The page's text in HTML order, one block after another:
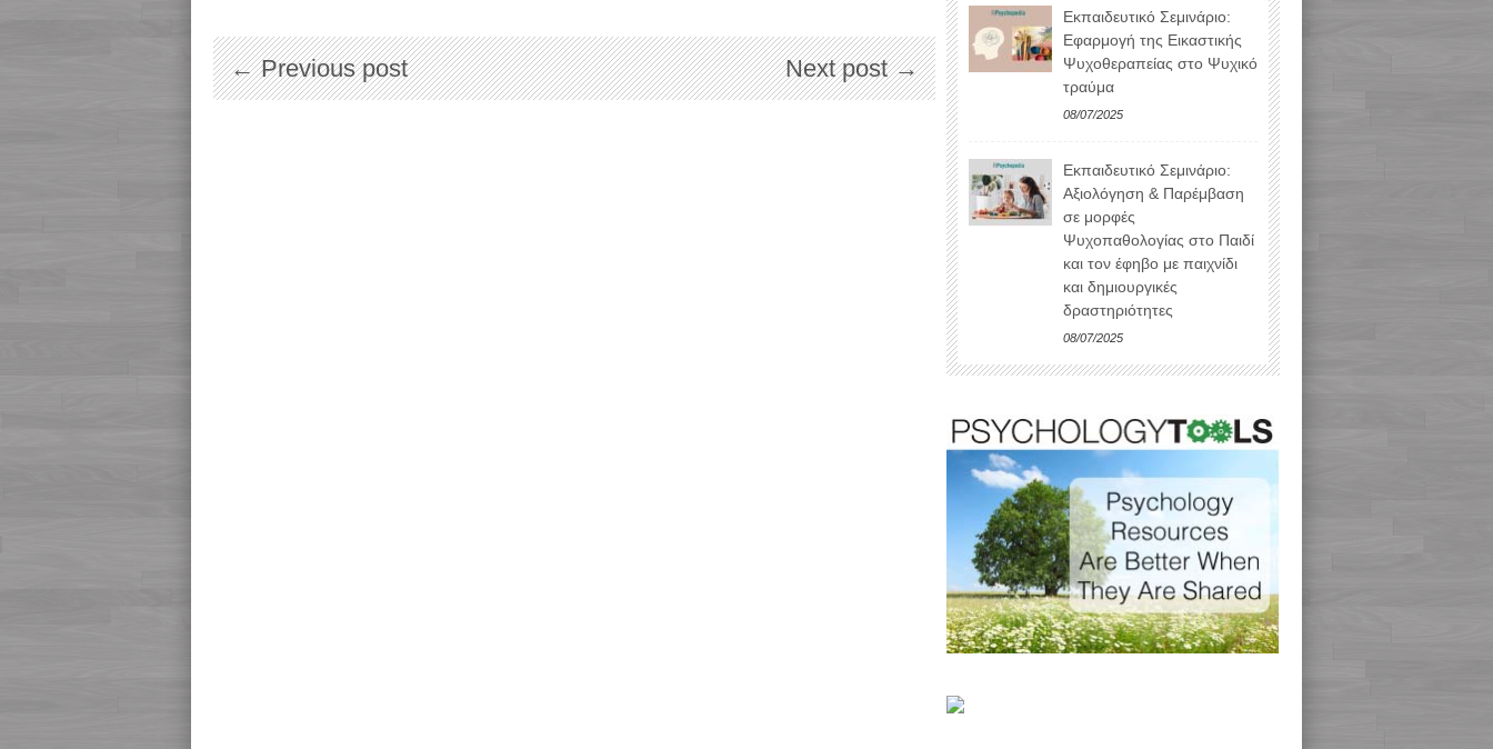
← Previous post Next post →
Εκπαιδευτικό Σεμινάριο:
Εφαρμογή της Εικαστικής
Ψυχοθεραπείας στο Ψυχικό
τραύμα
08/07/2025
Εκπαιδευτικό Σεμινάριο:
Αξιολόγηση & Παρέμβαση
σε μορφές
Ψυχοπαθολογίας στο Παιδί
και τον έφηβο με παιχνίδι
και δημιουργικές
δραστηριότητες
08/07/2025